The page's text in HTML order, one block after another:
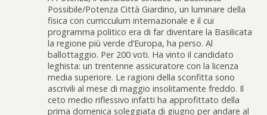
Possibile/Potenza Città Giardino, un luminare della
fisica con curricculum internazionale e il cui
programma politico era di far diventare la Basilicata
la regione più verde d’Europa, ha perso. Al
ballottaggio. Per 200 voti. Ha vinto il candidato
leghista: un trentenne assicuratore con la licenza
media superiore. Le ragioni della sconfitta sono
ascrivili al mese di maggio insolitamente freddo. Il
ceto medio riflessivo infatti ha approfittato della
prima domenica soleggiata di giugno per andare al